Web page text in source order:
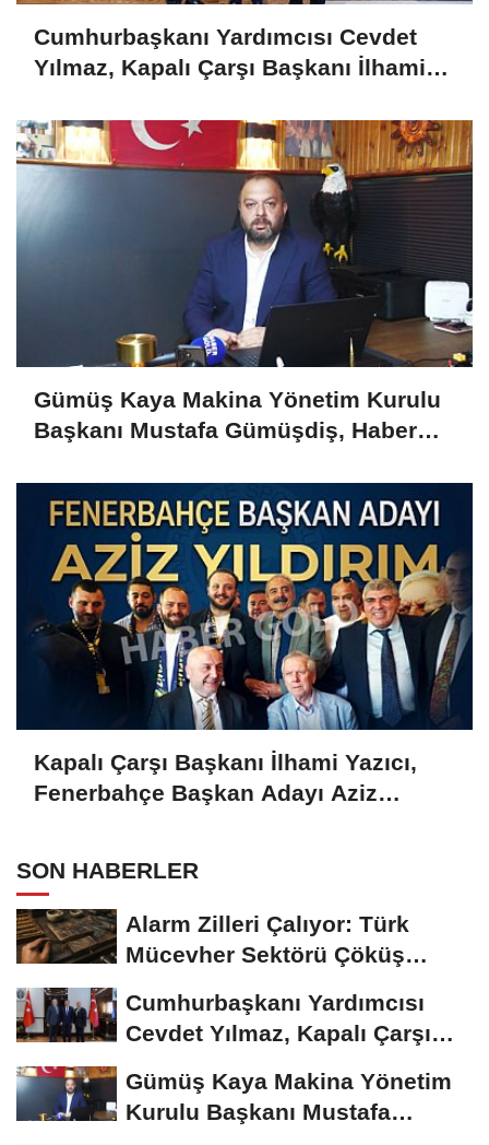
Cumhurbaşkanı Yardımcısı Cevdet
Yılmaz, Kapalı Çarşı Başkanı İlhami
Gümüş Kaya Makina Yönetim Kurulu
Başkanı Mustafa Gümüşdiş, Haber
Kapalı Çarşı Başkanı İlhami Yazıcı,
Fenerbahçe Başkan Adayı Aziz
SON HABERLER
Alarm Zilleri Çalıyor: Türk
Mücevher Sektörü Çöküş
Cumhurbaşkanı Yardımcısı
Cevdet Yılmaz, Kapalı Çarşı
Gümüş Kaya Makina Yönetim
Kurulu Başkanı Mustafa